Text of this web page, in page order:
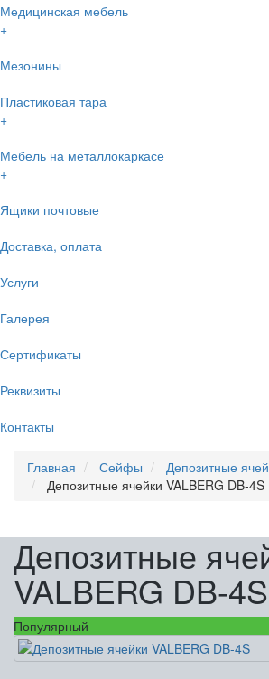
Медицинская мебель
+
Мезонины
Пластиковая тара
+
Мебель на металлокаркасе
+
Ящики почтовые
Доставка, оплата
Услуги
Галерея
Сертификаты
Реквизиты
Контакты
Главная Сейфы
Депозитные
Депозитные ячейки VALBERG DB-4S
Депозитные
VALBERG DB-4S
Популярный